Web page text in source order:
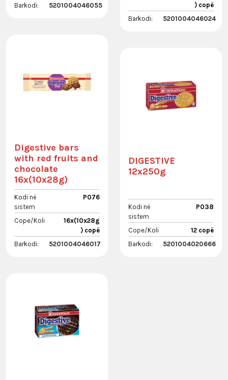
Barkodi:
5201004046055
) copë
Barkodi:
5201004046024
Digestive bars
with red fruits and
chocolate
16x(10x28g)
Kodi në
sistem
P076
Cope/Koli
16x(10x28g
) copë
Barkodi:
5201004046017
DIGESTIVE
12x250g
Kodi në
sistem
P038
Cope/Koli
12 copë
Barkodi:
5201004020666